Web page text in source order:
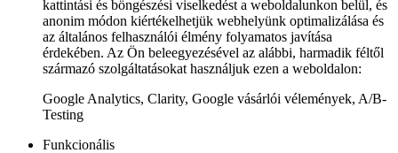
kattintási és böngészési viselkedést a weboldalunkon belül, és
anonim módon kiértékelhetjük webhelyünk optimalizálása és
az általános felhasználói élmény folyamatos javítása
érdekében. Az Ön beleegyezésével az alábbi, harmadik féltől
származó szolgáltatásokat használjuk ezen a weboldalon:
Google Analytics, Clarity, Google vásárlói vélemények, A/B-
Testing
Funkcionális